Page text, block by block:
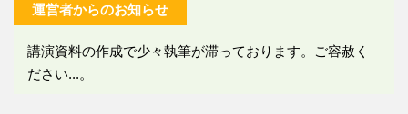
運営者からのお知らせ
講演資料の作成で少々執筆が滞っております。ご容赦く
ださい...。